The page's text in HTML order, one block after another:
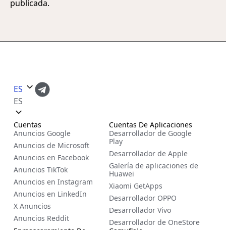
publicada.
ES
ES
Cuentas
Anuncios Google
Anuncios de Microsoft
Anuncios en Facebook
Anuncios TikTok
Anuncios en Instagram
Anuncios en LinkedIn
X Anuncios
Anuncios Reddit
Cuentas De Aplicaciones
Desarrollador de Google
Play
Desarrollador de Apple
Galería de aplicaciones de
Huawei
Xiaomi GetApps
Desarrollador OPPO
Desarrollador Vivo
Desarrollador de OneStore